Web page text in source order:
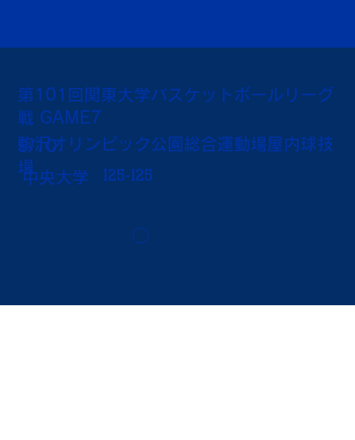
9/10
◯
第101回関東大学バスケットボールリーグ
戦 GAME7
駒沢オリンピック公園総合運動場屋内球技
場
中央大学 125-125